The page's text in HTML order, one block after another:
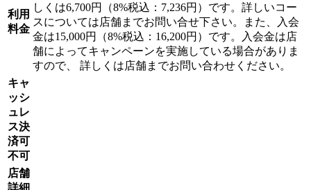
利用
料金
しくは6,700円（8%税込：7,236円）です。詳しいコー
スについては店舗までお問い合せ下さい。また、入会
金は15,000円（8%税込：16,200円）です。入会金は店
舗によってキャンペーンを実施している場合がありま
すので、 詳しくは店舗までお問い合わせください。
キャ
ッシ
ュレ
ス決
済可
不可
店舗
詳細